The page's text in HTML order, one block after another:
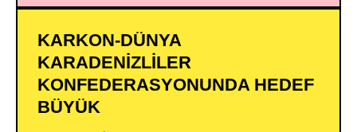
KARKON-DÜNYA
KARADENİZLİLER
KONFEDERASYONUNDA HEDEF
BÜYÜK